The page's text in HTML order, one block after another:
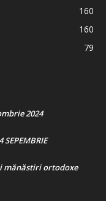
160
160
79
2024
SEPEMBRIE
mănăstiri ortodoxe